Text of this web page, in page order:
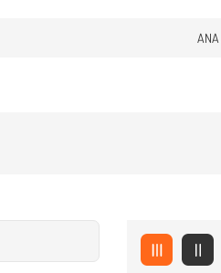
ANA